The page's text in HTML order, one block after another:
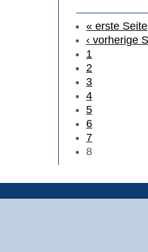
« erste Seite
‹ vorherige
1
2
3
4
5
6
7
8